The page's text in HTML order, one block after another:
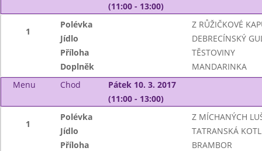
(11:00 - 13:00)
1
Polévka
Z RŮŽIČKOVÉ
Jídlo
DEBRECÍNSKÝ
Příloha
TĚSTOVINY
Doplněk
MANDARINKA
Menu
Chod
Pátek 10. 3. 2017
(11:00 - 13:00)
1
Polévka
Z MÍCHANÝCH
Jídlo
TATRANSKÁ
Příloha
BRAMBOR